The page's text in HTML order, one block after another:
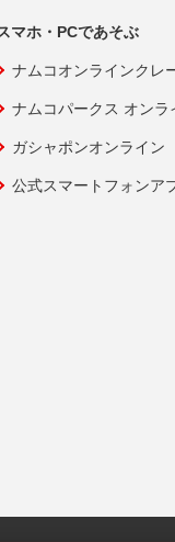
マホ・PCであそぶ
ナムコオンラインクレ
ナムコパークス オンラ
ガシャポンオンライン
公式スマートフォンア